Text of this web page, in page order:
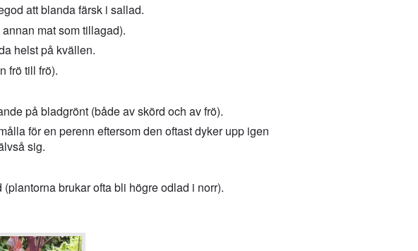
att blanda färsk i sallad.
mat som tillagad).
helst på kvällen.
frö till frö).
på bladgrönt (både av skörd och av frö).
för en perenn eftersom den oftast dyker upp igen
sig.
brukar ofta bli högre odlad i norr).